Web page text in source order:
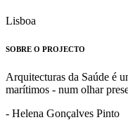
Lisboa
SOBRE O PROJECTO
Arquitecturas da Saúde é
marítimos - num olhar
- Helena Gonçalves Pinto